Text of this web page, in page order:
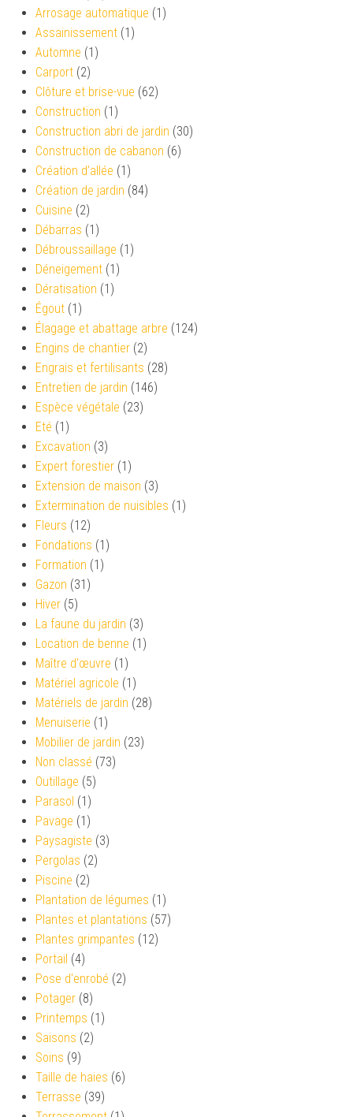
Arrosage automatique (1)
Assainissement (1)
Automne (1)
Carport (2)
Clôture et brise-vue (62)
Construction (1)
Construction abri de jardin (30)
Construction de cabanon (6)
Création d’allée (1)
Création de jardin (84)
Cuisine (2)
Débarras (1)
Débroussaillage (1)
Déneigement (1)
Dératisation (1)
Égout (1)
Élagage et abattage arbre (124)
Engins de chantier (2)
Engrais et fertilisants (28)
Entretien de jardin (146)
Espèce végétale (23)
Eté (1)
Excavation (3)
Expert forestier (1)
Extension de maison (3)
Extermination de nuisibles (1)
Fleurs (12)
Fondations (1)
Formation (1)
Gazon (31)
Hiver (5)
La faune du jardin (3)
Location de benne (1)
Maître d'œuvre (1)
Matériel agricole (1)
Matériels de jardin (28)
Menuiserie (1)
Mobilier de jardin (23)
Non classé (73)
Outillage (5)
Parasol (1)
Pavage (1)
Paysagiste (3)
Pergolas (2)
Piscine (2)
Plantation de légumes (1)
Plantes et plantations (57)
Plantes grimpantes (12)
Portail (4)
Pose d'enrobé (2)
Potager (8)
Printemps (1)
Saisons (2)
Soins (9)
Taille de haies (6)
Terrasse (39)